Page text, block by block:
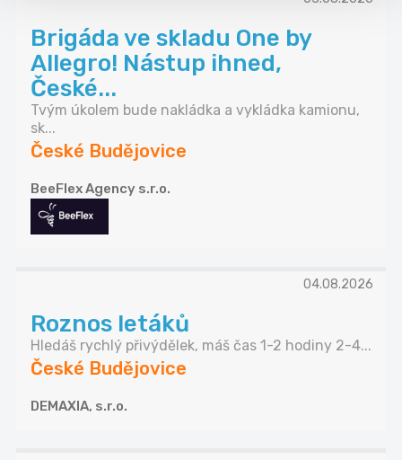
Brigáda ve skladu One by
Allegro! Nástup ihned,
České...
Tvým úkolem bude nakládka a vykládka kamionu,
sk...
České Budějovice
BeeFlex Agency s.r.o.
04.08.2026
Roznos letáků
Hledáš rychlý přivýdělek, máš čas 1-2 hodiny 2-4...
České Budějovice
DEMAXIA, s.r.o.